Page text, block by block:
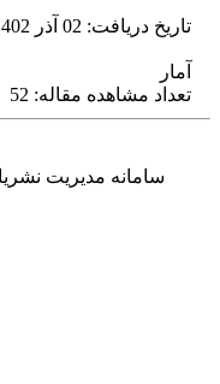
تاریخ دریافت: 02 آذر 1402
آمار
تعداد مشاهده مقاله: 52
سامانه مدیریت